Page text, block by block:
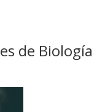
de Biología